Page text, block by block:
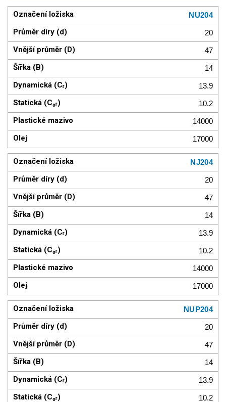
NU204
20
47
14
13.9
10.2
14000
17000
NJ204
20
47
14
13.9
10.2
14000
17000
NUP204
20
47
14
13.9
10.2